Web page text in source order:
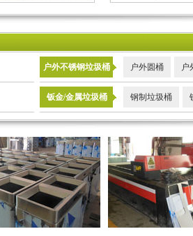
户外不锈钢垃圾桶 户外圆桶 户
钣金/金属垃圾桶 钢制垃圾桶